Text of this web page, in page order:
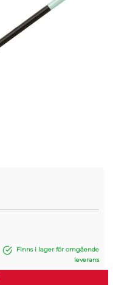
Finns i lager för omgående
leverans